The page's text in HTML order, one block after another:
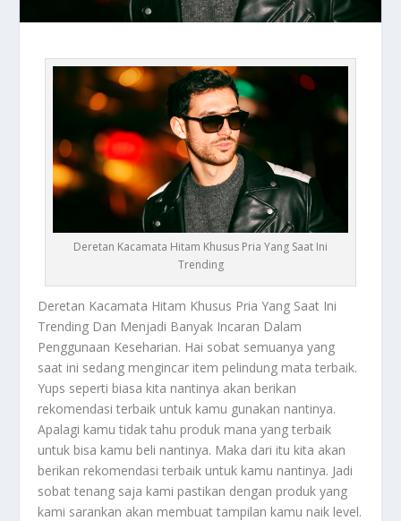
Deretan Kacamata Hitam Khusus Pria Yang Saat Ini
Trending
Deretan Kacamata Hitam Khusus Pria Yang Saat Ini
Trending Dan Menjadi Banyak Incaran Dalam
Penggunaan Keseharian. Hai sobat semuanya yang
saat ini sedang mengincar item pelindung mata terbaik.
Yups seperti biasa kita nantinya akan berikan
rekomendasi terbaik untuk kamu gunakan nantinya.
Apalagi kamu tidak tahu produk mana yang terbaik
untuk bisa kamu beli nantinya. Maka dari itu kita akan
berikan rekomendasi terbaik untuk kamu nantinya. Jadi
sobat tenang saja kami pastikan dengan produk yang
kami sarankan akan membuat tampilan kamu naik level.